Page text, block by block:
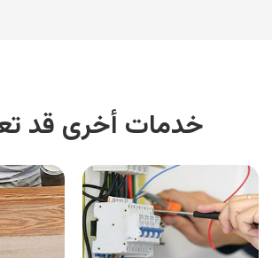
خدمات أخرى قد